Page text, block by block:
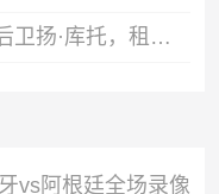
官方：科莫租借多特的巴西后卫扬·库托，租期一个赛季
vs阿根廷全场录像